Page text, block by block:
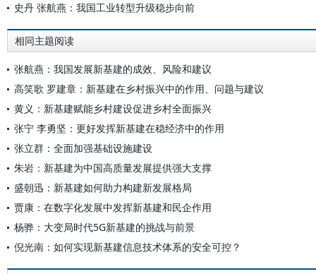
史丹 张航燕：我国工业转型升级稳步向前
相同主题阅读
张航燕：我国发展新基建的成效、风险和建议
高笑歌 罗建章：新基建在乡村振兴中的作用、问题与建议
黄义：新基建赋能乡村建设促进乡村全面振兴
张宁 李勇坚：更好发挥新基建在稳经济中的作用
张立群：全面加强基础设施建设
朱岩：新基建为中国高质量发展提供强大支撑
盛朝迅：新基建如何助力构建新发展格局
贾康：在数字化发展中发挥新基建和民企作用
杨骅：大变局时代5G新基建的挑战与前景
倪光南：如何实现新基建信息技术体系的安全可控？